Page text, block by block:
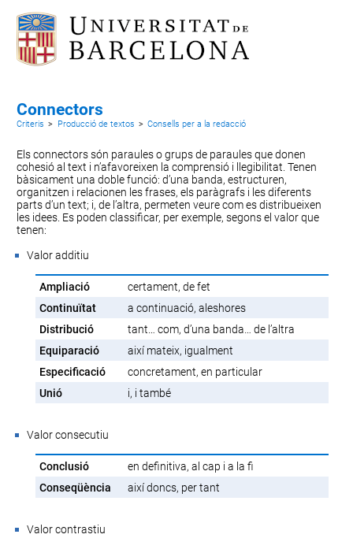
Connectors
Criteris > Producció de textos > Consells per a la redacció
Els connectors són paraules o grups de paraules que donen
cohesió al text i n’afavoreixen la comprensió i llegibilitat. Tenen
bàsicament una doble funció: d’una banda, estructuren,
organitzen i relacionen les frases, els paràgrafs i les diferents
parts d’un text; i, de l’altra, permeten veure com es distribueixen
les idees. Es poden classificar, per exemple, segons el valor que
tenen:
Valor additiu
Ampliació
certament, de fet
Continuïtat
a continuació, aleshores
Distribució
tant… com, d’una banda… de l’altra
Equiparació
així mateix, igualment
Especificació
concretament, en particular
Unió
i, i també
Valor consecutiu
Conclusió
en definitiva, al cap i a la fi
Conseqüència
així doncs, per tant
Valor contrastiu